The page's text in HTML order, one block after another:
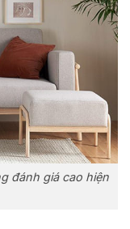
đánh giá cao hiện